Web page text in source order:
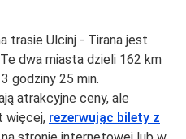
trasie Ulcinj - Tirana jest
dwa miasta dzieli 162 km
godziny 25 min.
atrakcyjne ceny, ale
więcej, rezerwując bilety z